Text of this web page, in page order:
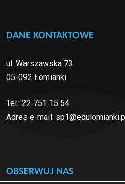
DANE KONTAKTOWE
ul. Warszawska 73
05-092 Łomianki
Tel.: 22 751 15 54
Adres e-mail:
OBSERWUJ NAS